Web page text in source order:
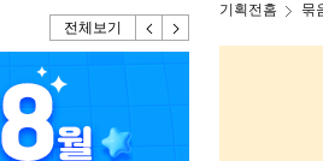
전체보기
기획전홈 묶